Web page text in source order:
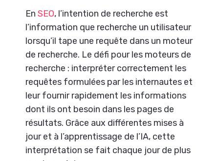
EnSEO, l’intention de recherche est
l’information que recherche un utilisateur
lorsqu’il tape une requête dans un moteur
de recherche. Le défi pour les moteurs de
recherche : interpréter correctement les
requêtes formulées par les internautes et
leur fournir rapidement les informations
dont ils ont besoin dans les pages de
résultats. Grâce aux différentes mises à
jour et à l’apprentissage de l’IA, cette
interprétation se fait chaque jour de plus